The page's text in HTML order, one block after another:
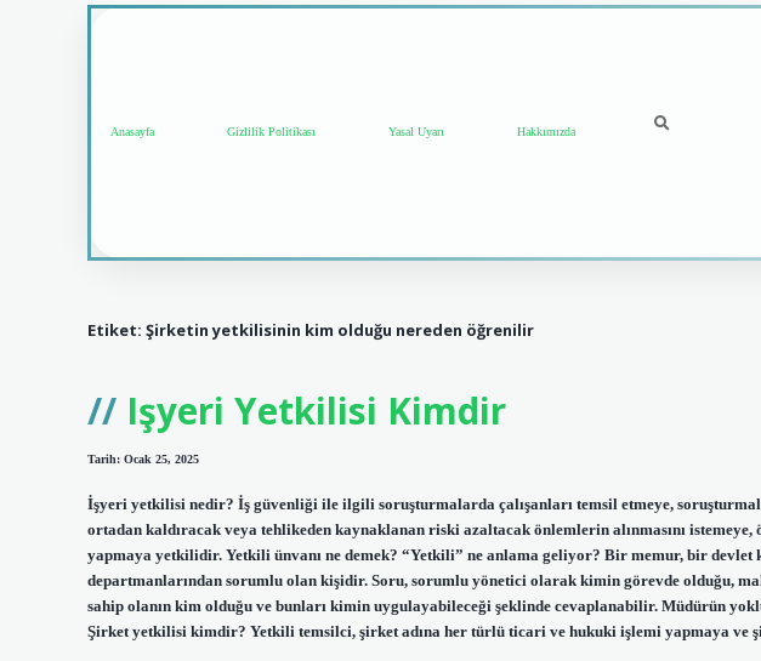
Anasayfa Gizlilik Politikası Yasal Uyarı Hakkımızda
Etiket: Şirketin yetkilisinin kim olduğu nereden öğrenilir
Işyeri Yetkilisi Kimdir
Tarih: Ocak 25, 2025
İşyeri yetkilisi nedir? İş güvenliği ile ilgili soruşturmalarda çalışanları temsil etmeye,
ortadan kaldıracak veya tehlikeden kaynaklanan riski azaltacak önlemlerin alınmasını
yapmaya yetkilidir. Yetkili ünvanı ne demek? “Yetkili” ne anlama geliyor? Bir memur, bir
departmanlarından sorumlu olan kişidir. Soru, sorumlu yönetici olarak kimin görevde olduğu,
sahip olanın kim olduğu ve bunları kimin uygulayabileceği şeklinde cevaplanabilir. Müdürün
Şirket yetkilisi kimdir? Yetkili temsilci, şirket adına her türlü ticari ve hukuki işlemi yapmaya ve